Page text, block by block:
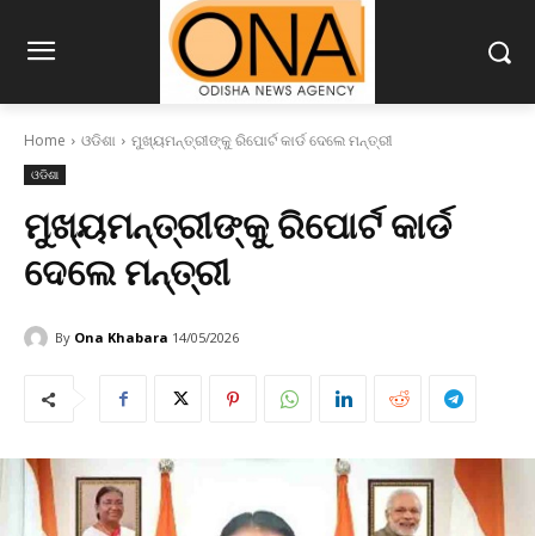
Home ଓଡିଶା ମୁଖ୍ୟମନ୍ତ୍ରୀଙ୍କୁ ରିପୋର୍ଟ କାର୍ଡ ଦେଲେ ମନ୍ତ୍ରୀ
ଓଡିଶା
ମୁଖ୍ୟମନ୍ତ୍ରୀଙ୍କୁ ରିପୋର୍ଟ କାର୍ଡ
ଦେଲେ ମନ୍ତ୍ରୀ
By Ona Khabara 14/05/2026